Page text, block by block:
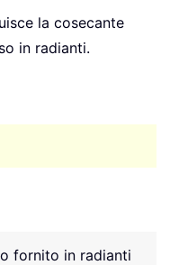
la cosecante
in radianti.
fornito in radianti